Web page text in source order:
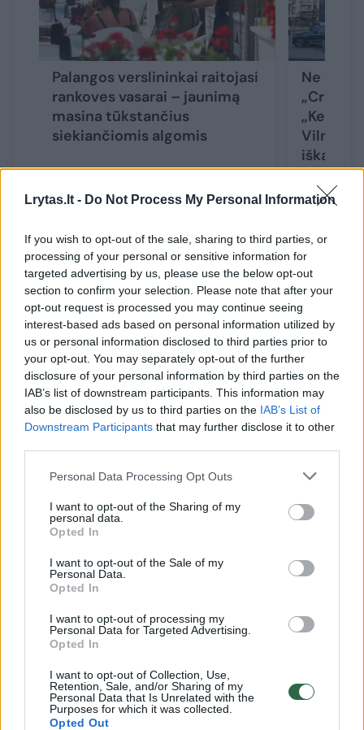
Lrytas.lt - Do Not Process My Personal Information
If you wish to opt-out of the sale, sharing to third parties, or
processing of your personal or sensitive information for
targeted advertising by us, please use the below opt-out
section to confirm your selection. Please note that after your
opt-out request is processed you may continue seeing
interest-based ads based on personal information utilized by
us or personal information disclosed to third parties prior to
your opt-out. You may separately opt-out of the further
disclosure of your personal information by third parties on the
IAB’s list of downstream participants. This information may
also be disclosed by us to third parties on the IAB’s List of
Downstream Participants that may further disclose it to other
Personal Data Processing Opt Outs
I want to opt-out of the Sharing of my
personal data.
Opted In
I want to opt-out of the Sale of my
Personal Data.
Opted In
I want to opt-out of processing my
Personal Data for Targeted Advertising.
Opted In
I want to opt-out of Collection, Use,
Retention, Sale, and/or Sharing of my
Personal Data that Is Unrelated with the
Purposes for which it was collected.
Opted Out
Palangos verslininkai raitojasi
rankoves vasarai – jaunimą
masina tūkstančius
siekiančiomis algomis
Ne tik K.
Vilniuje
iškabas
Anot jos, iki 2023 metų spalio Lietuvos
apgyvendinimo įstaigose apsistojo 1,15 mln.
užsienio turistų.
Palyginti su tuo pačiu 2022 metų laikotarpiu,
užsienio turistų skaičius augo 18 proc.
Manoma, kad „Michelin“ gidų apsilankymas
Pasak įstaigos „Keliauk Lietuvoje“ atstovės
Dovilės Seliukės, šiuo metu vyksta pokalbiai
su „Michelin Guide“ komanda. „Bet jų atėjimo
į Lietuvą procesas yra konfidencialus.
Tikimės, kad sėkmės istorijomis galėsime
pasidžiaugti jau kitais metais“, – sakė ji.
Lietuvos viešbučių ir restoranų asociacijos
prezidentės Evaldos Šiškauskienės teigimu,